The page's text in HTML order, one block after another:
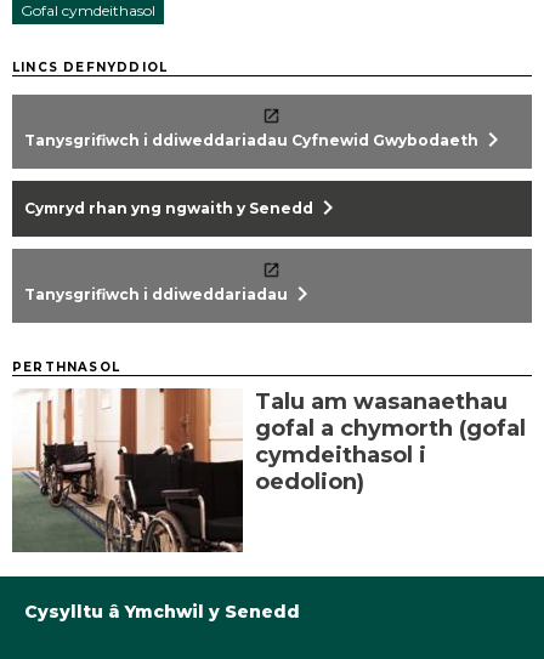
Gofal cymdeithasol
LINCS DEFNYDDIOL
Tanysgrifiwch i ddiweddariadau Cyfnewid Gwybodaeth chevron_right
Cymryd rhan yng ngwaith y Senedd chevron_right
Tanysgrifiwch i ddiweddariadau chevron_right
PERTHNASOL
Talu am wasanaethau
gofal a chymorth (gofal
cymdeithasol i
oedolion)
Cysylltu â Ymchwil y Senedd